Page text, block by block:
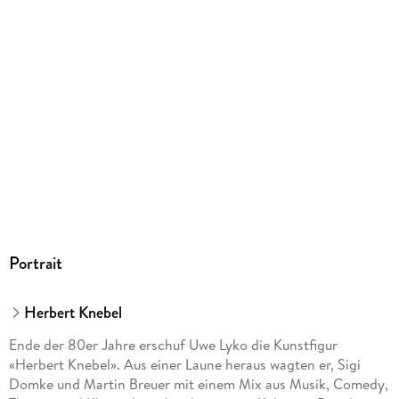
Portrait
Herbert Knebel
Ende der 80er Jahre erschuf Uwe Lyko die Kunstfigur
«Herbert Knebel». Aus einer Laune heraus wagten er, Sigi
Domke und Martin Breuer mit einem Mix aus Musik, Comedy,